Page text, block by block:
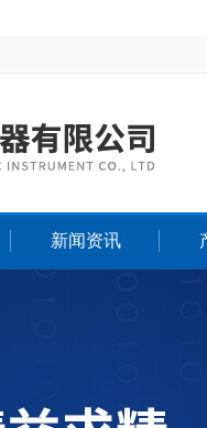
新闻资讯